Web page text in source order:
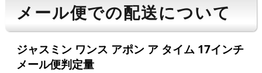
メール便での配送について
ジャスミン ワンス アポン ア タイム 17インチ
メール便判定量